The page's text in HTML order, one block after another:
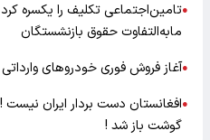
●تامین‌اجتماعی تکلیف را یکسره
مابه‌التفاوت حقوق بازنشستگان
●آغاز فروش فوری خودروهای وارداتی
●افغانستان دست بردار ایران نیست
گوشت باز شد !